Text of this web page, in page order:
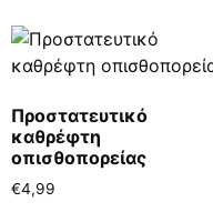
Προστατευτικό
καθρέφτη
οπισθοπορείας
€4,99